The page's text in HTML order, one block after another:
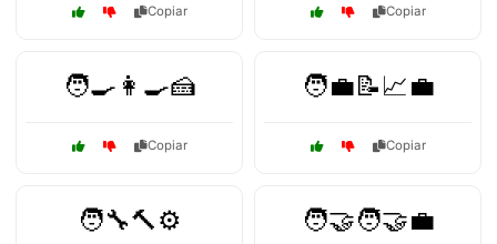
Copiar Copiar
🧑‍🍳👩‍🍳🍰
Copiar
🧑‍💼📝📈💼
Copiar
🧑‍🔧🔨⚙️ 🧑‍🤝‍🧑🤝💼